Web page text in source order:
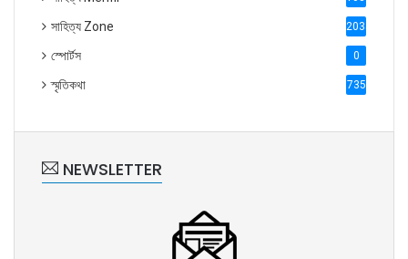
সাহিত্য Zone 2035
স্পোর্টস 0
স্মৃতিকথা 735
NEWSLETTER